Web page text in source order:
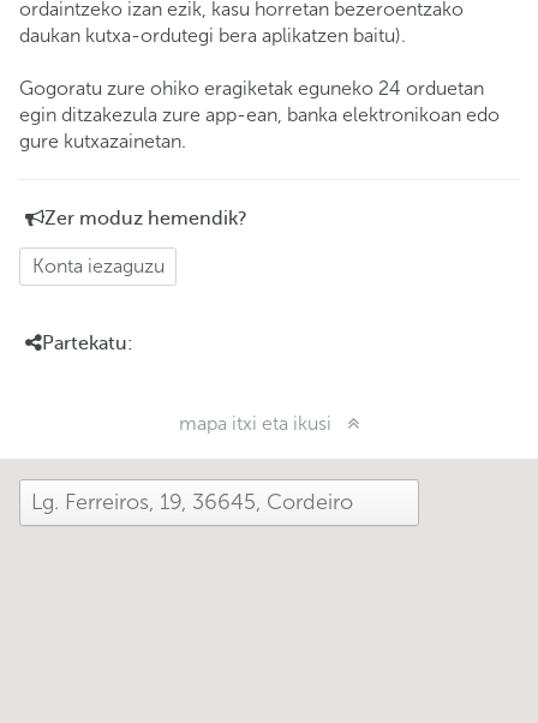
ordaintzeko izan ezik, kasu horretan bezeroentzako
daukan kutxa-ordutegi bera aplikatzen baitu).
Gogoratu zure ohiko eragiketak eguneko 24 orduetan
egin ditzakezula zure app-ean, banka elektronikoan edo
gure kutxazainetan.
Zer moduz hemendik?
Konta iezaguzu
Partekatu:
mapa itxi eta ikusi